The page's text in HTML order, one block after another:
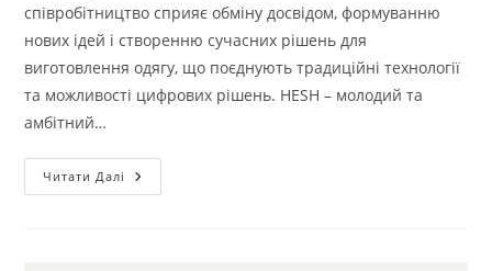
співробітництво сприяє обміну досвідом, формуванню
нових ідей і створенню сучасних рішень для
виготовлення одягу, що поєднують традиційні технології
та можливості цифрових рішень. HESH – молодий та
амбітний…
Читати Далі ГОСТЬОВА
ЛЕКЦІЯ